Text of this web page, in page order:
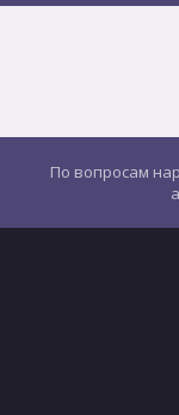
По вопросам